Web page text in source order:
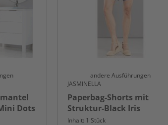
Dots
andere Ausführungen
JASMINELLA
Paperbag-Shorts mit
Struktur-Black Iris
Inhalt: 1 Stück